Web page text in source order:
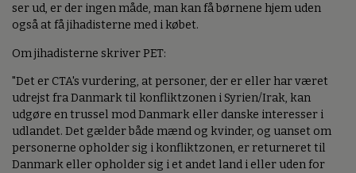
ser ud, er der ingen måde, man kan få børnene hjem uden
også at få jihadisterne med i købet.
Om jihadisterne skriver PET:
"Det er CTA's vurdering, at personer, der er eller har været
udrejst fra Danmark til konfliktzonen i Syrien/Irak, kan
udgøre en trussel mod Danmark eller danske interesser i
udlandet. Det gælder både mænd og kvinder, og uanset om
personerne opholder sig i konfliktzonen, er returneret til
Danmark eller opholder sig i et andet land i eller uden for